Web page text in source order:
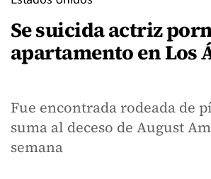
Se suicida actriz
apartamento en Los
Fue encontrada rodeada de
suma al deceso de August
semana